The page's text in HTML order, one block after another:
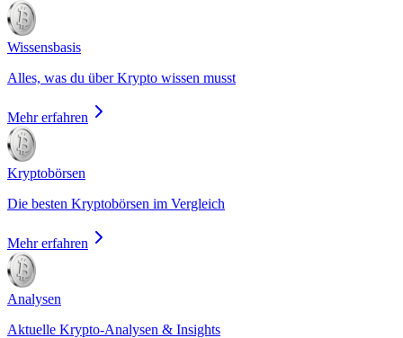
Wissensbasis
Alles, was du über Krypto wissen musst
Mehr erfahren
Kryptobörsen
Die besten Kryptobörsen im Vergleich
Mehr erfahren
Analysen
Aktuelle Krypto-Analysen & Insights